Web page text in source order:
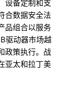
设备定制和支
合数据安全法
品组合以服务
驱动器市场越
政策执行。战
亚太和拉丁美